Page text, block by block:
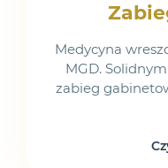
Medycyna
MGD.
zabieg